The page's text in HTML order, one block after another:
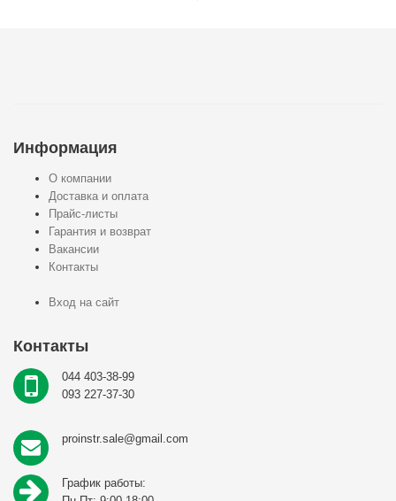
Информация
О компании
Доставка и оплата
Прайс-листы
Гарантия и возврат
Вакансии
Контакты
Вход на сайт
Контакты
044 403-38-99
093 227-37-30
proinstr.sale@gmail.com
График работы: